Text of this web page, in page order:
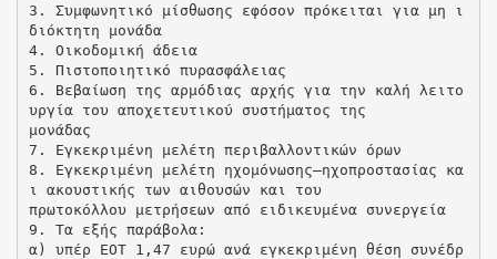
3. Συμφωνητικό μίσθωσης εφόσον πρόκειται για μη ι
διόκτητη μονάδα
4. Οικοδομική άδεια
5. Πιστοποιητικό πυρασφάλειας
6. Βεβαίωση της αρμόδιας αρχής για την καλή λειτο
υργία του αποχετευτικού συστήματος της
μονάδας
7. Εγκεκριμένη μελέτη περιβαλλοντικών όρων
8. Εγκεκριμένη μελέτη ηχομόνωσης–ηχοπροστασίας κα
ι ακουστικής των αιθουσών και του
πρωτοκόλλου μετρήσεων από ειδικευμένα συνεργεία
9. Τα εξής παράβολα:
α) υπέρ ΕΟΤ 1,47 ευρώ ανά εγκεκριμένη θέση συνέδρ